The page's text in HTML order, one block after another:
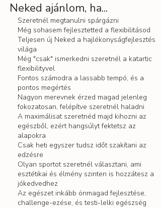
Neked ajánlom, ha...
Szeretnél megtanulni spárgázni
Még sohasem fejlesztetted a flexibilitásod
Teljesen új Neked a hajlékonyságfejlesztés
világa
Még "csak" ismerkedni szeretnél a katartic
flexibilityvel
Fontos számodra a lassabb tempó, és a
pontos megértés
Nagyon merevnek érzed magad jelenleg
fokozatosan, felépítve szeretnél haladni
A maximálisat szeretnéd majd kihozni az
egészből, ezért hangsúlyt fektetsz az
alapokra
Csak heti egyszer tudsz időt szakítani az
edzésre
Olyan sportot szeretnél választani, ami
esztétikai és élmény szinten is hozzátesz a
jókedvedhez
Az egészet inkább önmagad fejlesztése,
challenge-ezése, és testi-lelki egészség